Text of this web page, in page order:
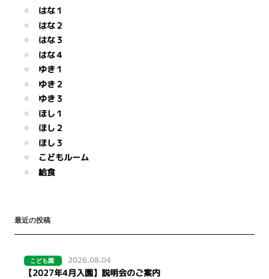
はな１
はな２
はな３
はな４
ゆき１
ゆき２
ゆき３
ほし１
ほし２
ほし３
こどもルーム
給食
最近の投稿
こども園 2026.08.04
【2027年4月入園】説明会のご案内